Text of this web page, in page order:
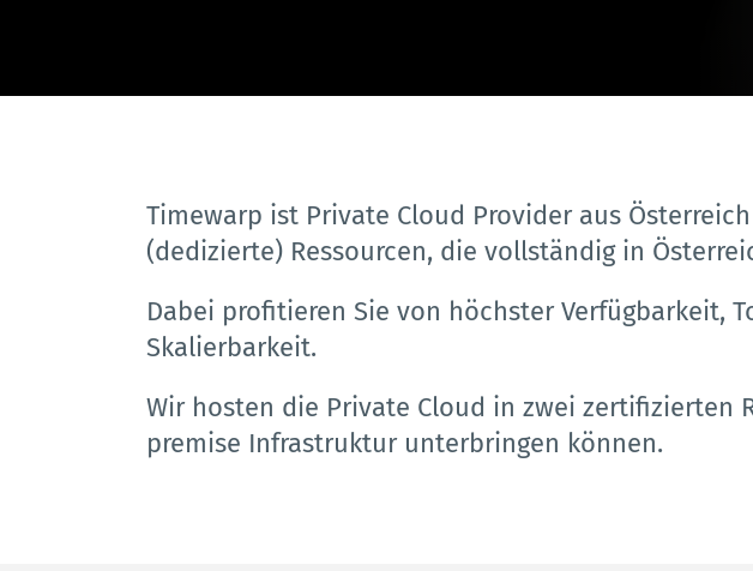
Timewarp ist Private Cloud Provider aus
(dedizierte) Ressourcen, die vollständig in
Dabei profitieren Sie von höchster Verfügbarkeit,
Skalierbarkeit.
Wir hosten die Private Cloud in zwei zertifizierten
premise Infrastruktur unterbringen können.